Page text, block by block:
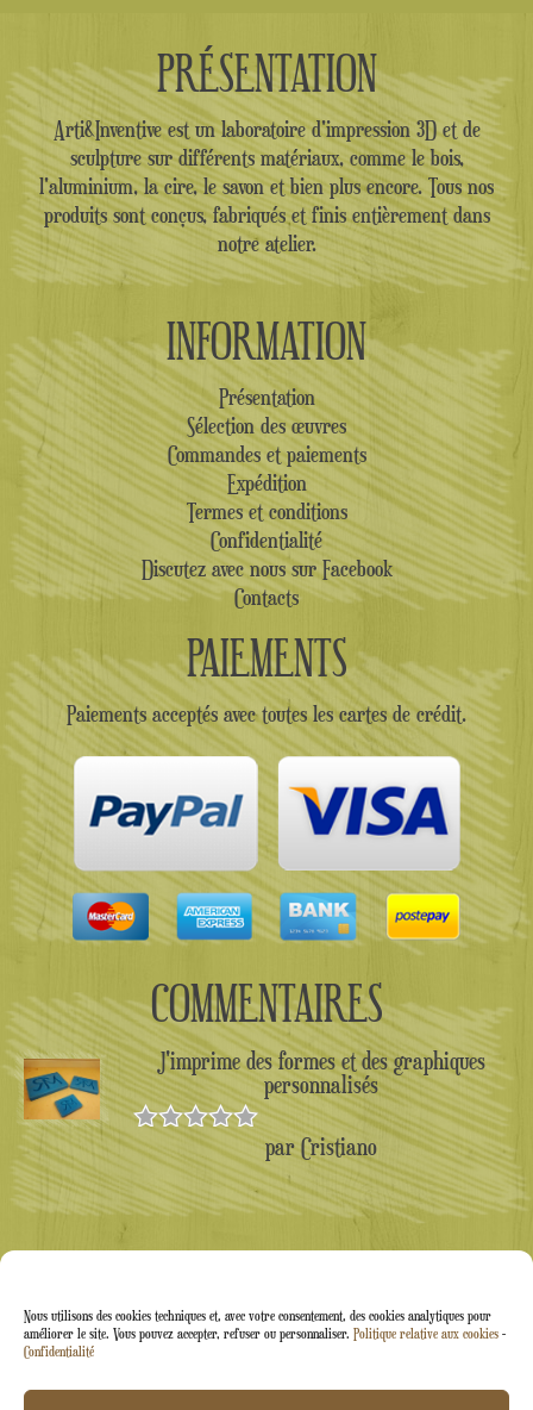
Nous utilisons des cookies techniques et, avec votre consentement, des cookies analytiques pour
améliorer le site. Vous pouvez accepter, refuser ou personnaliser. Politique relative aux cookies -
Confidentialité
PRÉSENTATION
Arti&Inventive est un laboratoire d'impression 3D et de
sculpture sur différents matériaux, comme le bois,
l'aluminium, la cire, le savon et bien plus encore. Tous nos
produits sont conçus, fabriqués et finis entièrement dans
notre atelier.
INFORMATION
Présentation
Sélection des œuvres
Commandes et paiements
Expédition
Termes et conditions
Confidentialité
Discutez avec nous sur Facebook
Contacts
PAIEMENTS
Paiements acceptés avec toutes les cartes de crédit.
COMMENTAIRES
J'imprime des formes et des graphiques
personnalisés
Note 5sur
5
par Cristiano